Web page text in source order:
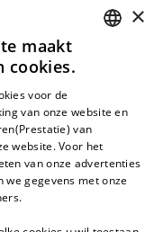
GERMAN
×
maakt
cookies.
voor de
van onze website en
van
website. Voor het
van onze advertenties
we gegevens met onze